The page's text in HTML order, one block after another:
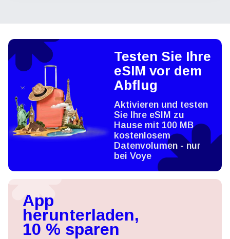
Testen Sie Ihre
eSIM vor dem
Abflug
Aktivieren und testen
Sie Ihre eSIM zu
Hause mit 100 MB
kostenlosem
Datenvolumen - nur
bei Voye
App
herunterladen,
10 % sparen